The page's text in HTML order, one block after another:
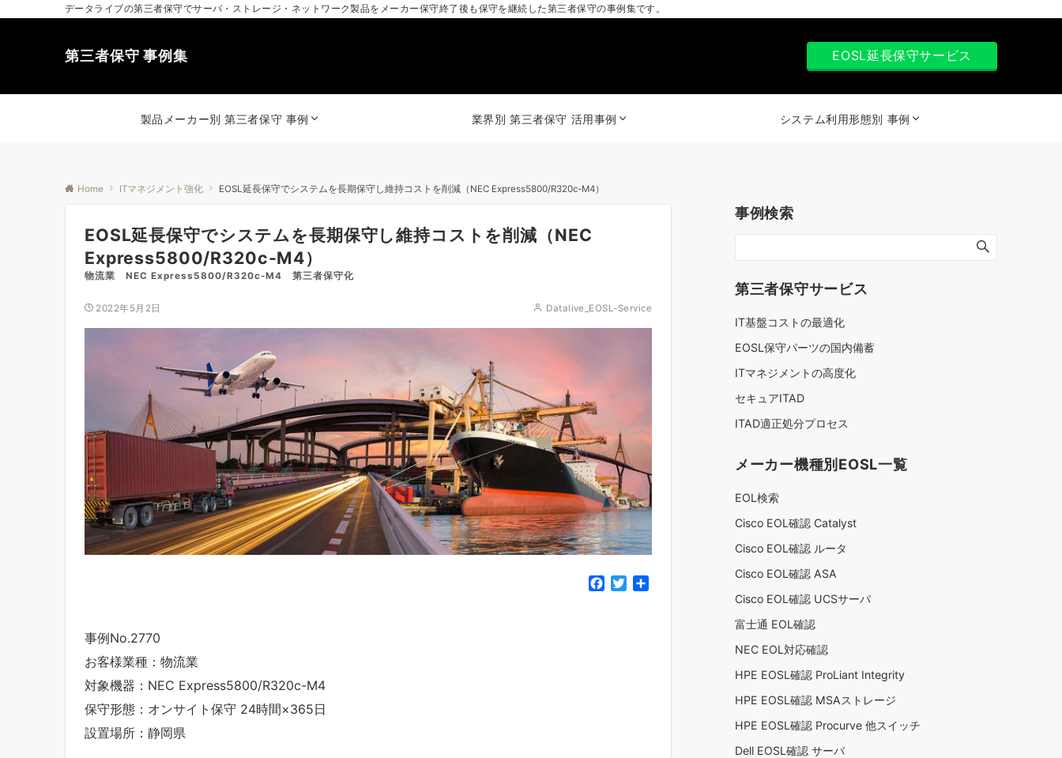
データライブの第三者保守でサーバ・ストレージ・ネットワーク製品をメーカー保守終了後も保守を継続した第三者保守の事例集です。
第三者保守 事例集 EOSL延長保守サービス
製品メーカー別 第三者保守 事例 業界別 第三者保守 活用事例 システム利用形態別 事例
Home ITマネジメント強化 EOSL延長保守でシステムを長期保守し維持コストを削減（NEC Express5800/R320c-M4）
EOSL延長保守でシステムを長期保守し維持コストを削減（NEC
Express5800/R320c-M4）
物流業 NEC Express5800/R320c-M4 第三者保守化
2022年5月2日 Datalive_EOSL-Service
事例No.2770
お客様業種：物流業
対象機器：NEC Express5800/R320c-M4
保守形態：オンサイト保守 24時間×365日
設置場所：静岡県
事例検索
第三者保守サービス
IT基盤コストの最適化
EOSL保守パーツの国内備蓄
ITマネジメントの高度化
セキュアITAD
ITAD適正処分プロセス
メーカー機種別EOSL一覧
EOL検索
Cisco EOL確認 Catalyst
Cisco EOL確認 ルータ
Cisco EOL確認 ASA
Cisco EOL確認 UCSサーバ
富士通 EOL確認
NEC EOL対応確認
HPE EOSL確認 ProLiant Integrity
HPE EOSL確認 MSAストレージ
HPE EOSL確認 Procurve 他スイッチ
Dell EOSL確認 サーバ